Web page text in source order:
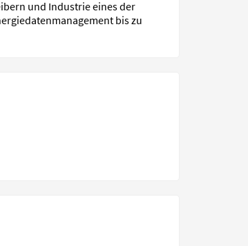
und Industrie eines der
bis zu